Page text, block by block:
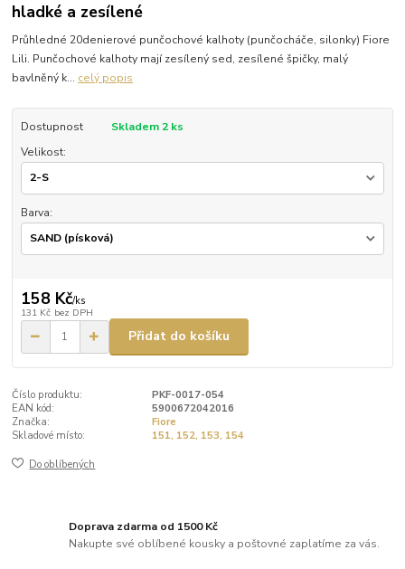
hladké a zesílené
Průhledné 20denierové punčochové kalhoty (punčocháče, silonky) Fiore
Lili. Punčochové kalhoty mají zesílený sed, zesílené špičky, malý
bavlněný k... celý popis
Dostupnost
Skladem 2 ks
Velikost:
Barva:
158 Kč/ks
131 Kč bez DPH
Přidat do košíku
Číslo produktu:
PKF-0017-054
EAN kód:
5900672042016
Značka:
Fiore
Skladové místo:
151, 152, 153, 154
Do oblíbených
Doprava zdarma od 1500 Kč
Nakupte své oblíbené kousky a poštovné zaplatíme za vás.